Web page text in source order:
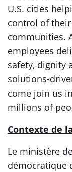
U.S. cities
control of
communities.
employees
safety, dignity
solutions-
come join us
millions of
Contexte de
Le ministère
démocratique